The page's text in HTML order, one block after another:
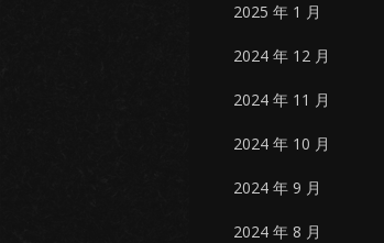
2025 年 1 月
2024 年 12 月
2024 年 11 月
2024 年 10 月
2024 年 9 月
2024 年 8 月